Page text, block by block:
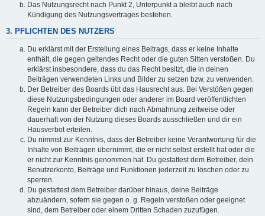
Das Nutzungsrecht nach Punkt 2, Unterpunkt a bleibt auch nach
Kündigung des Nutzungsvertrages bestehen.
3. PFLICHTEN DES NUTZERS
Du erklärst mit der Erstellung eines Beitrags, dass er keine Inhalte
enthält, die gegen geltendes Recht oder die guten Sitten verstoßen. Du
erklärst insbesondere, dass du das Recht besitzt, die in deinen
Beiträgen verwendeten Links und Bilder zu setzen bzw. zu verwenden.
Der Betreiber des Boards übt das Hausrecht aus. Bei Verstößen gegen
diese Nutzungsbedingungen oder anderer im Board veröffentlichten
Regeln kann der Betreiber dich nach Abmahnung zeitweise oder
dauerhaft von der Nutzung dieses Boards ausschließen und dir ein
Hausverbot erteilen.
Du nimmst zur Kenntnis, dass der Betreiber keine Verantwortung für die
Inhalte von Beiträgen übernimmt, die er nicht selbst erstellt hat oder die
er nicht zur Kenntnis genommen hat. Du gestattest dem Betreiber, dein
Benutzerkonto, Beiträge und Funktionen jederzeit zu löschen oder zu
sperren.
Du gestattest dem Betreiber darüber hinaus, deine Beiträge
abzuändern, sofern sie gegen o. g. Regeln verstoßen oder geeignet
sind, dem Betreiber oder einem Dritten Schaden zuzufügen.